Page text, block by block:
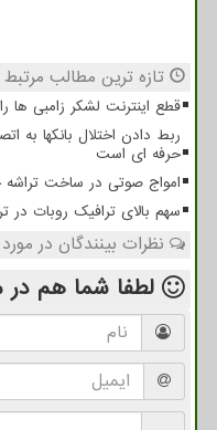
تازه ترین مطالب مرتبط
قطع اینترنت لشکر زامبی ها
ربط دادن اختلال بانکها به
حرفه ای است
امواج صوتی در ساخت
سهم بالای ترافیک روبات در
نظرات بینندگان در
لطفا شما هم در